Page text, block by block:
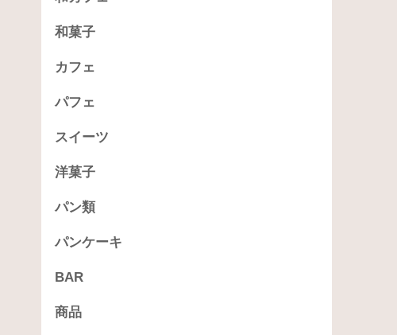
和菓子
カフェ
パフェ
スイーツ
洋菓子
パン類
パンケーキ
BAR
商品